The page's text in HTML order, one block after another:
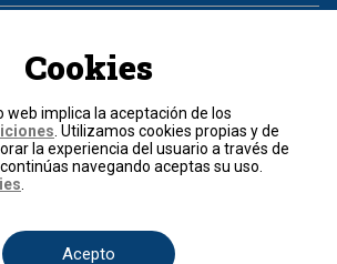
Política de cookies
Términos y condiciones
© 2026, RCN Medios.
los derechos reservados.
Cookies
web implica la aceptación de los
. Utilizamos cookies propias y de
la experiencia del usuario a través de
navegando aceptas su uso.
Acepto